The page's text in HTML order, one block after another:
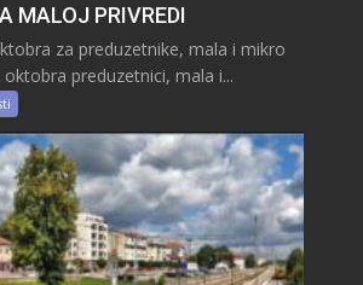
MALOJ PRIVREDI
za preduzetnike, mala i mikro
preduzetnici, mala i...